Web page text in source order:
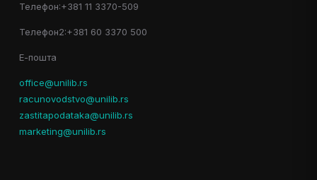
Телефон:+381 11 3370-509
Телефон2:+381 60 3370 500
Е-пошта
office@unilib.rs
racunovodstvo@unilib.rs
zastitapodataka@unilib.rs
marketing@unilib.rs